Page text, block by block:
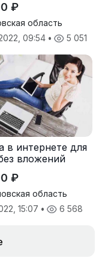
₽
область
09:54 • 5 051
в интернете для
вложений
₽
область
15:07 • 6 568